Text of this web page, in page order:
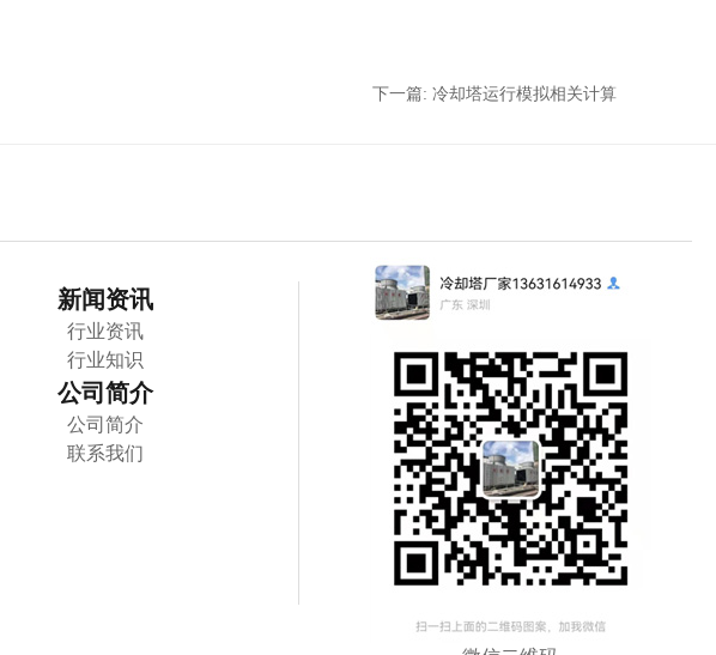
下一篇: 冷却塔运行模拟相关计算
新闻资讯
行业资讯
行业知识
公司简介
公司简介
联系我们